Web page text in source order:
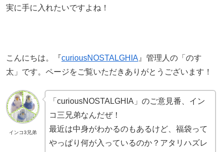
実に手に入れたいですよね！
こんにちは。『curiousNOSTALGHIA 』管理人の「のす
太」です。ページをご覧いただきありがとうございます！
インコ3兄弟
「curiousNOSTALGHIA」のご意見番、イン
コ三兄弟なんだぜ！
最近は中身がわかるのもあるけど、福袋って
やっぱり何が入っているのか？アタリハズレ